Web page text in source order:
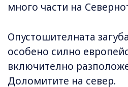
много части на
Опустошителната
особено силно
включително
Доломитите на север.